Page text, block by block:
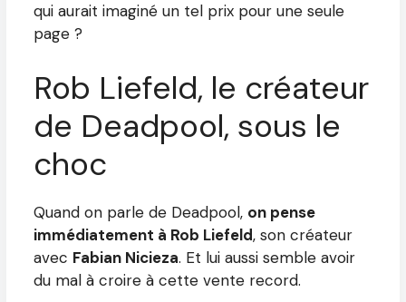
qui aurait imaginé un tel prix pour une seule
page ?
Rob Liefeld, le créateur
de Deadpool, sous le
choc
Quand on parle de Deadpool, on pense
immédiatement à Rob Liefeld, son créateur
avec Fabian Nicieza. Et lui aussi semble avoir
du mal à croire à cette vente record.